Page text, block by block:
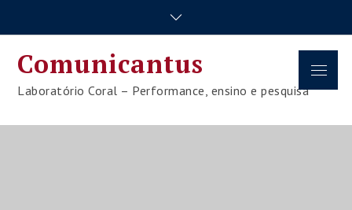
Comunicantus
Laboratório Coral – Performance, ensino e pesquisa
Menu